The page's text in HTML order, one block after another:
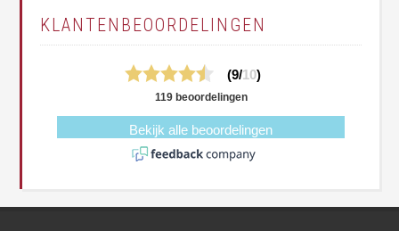
KLANTENBEOORDELINGEN
(9/10)
119 beoordelingen
Bekijk alle beoordelingen